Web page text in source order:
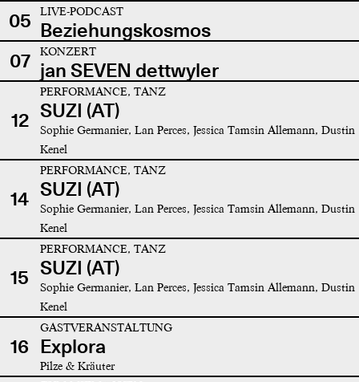
05 LIVE-PODCAST
Beziehungskosmos
07
KONZERT
jan SEVEN dettwyler
12
PERFORMANCE, TANZ
SUZI (AT)
Sophie Germanier, Lan Perces, Jessica Tamsin Allemann, Dustin
Kenel
14
PERFORMANCE, TANZ
SUZI (AT)
Sophie Germanier, Lan Perces, Jessica Tamsin Allemann, Dustin
Kenel
15
PERFORMANCE, TANZ
SUZI (AT)
Sophie Germanier, Lan Perces, Jessica Tamsin Allemann, Dustin
Kenel
16
GASTVERANSTALTUNG
Explora
Pilze & Kräuter